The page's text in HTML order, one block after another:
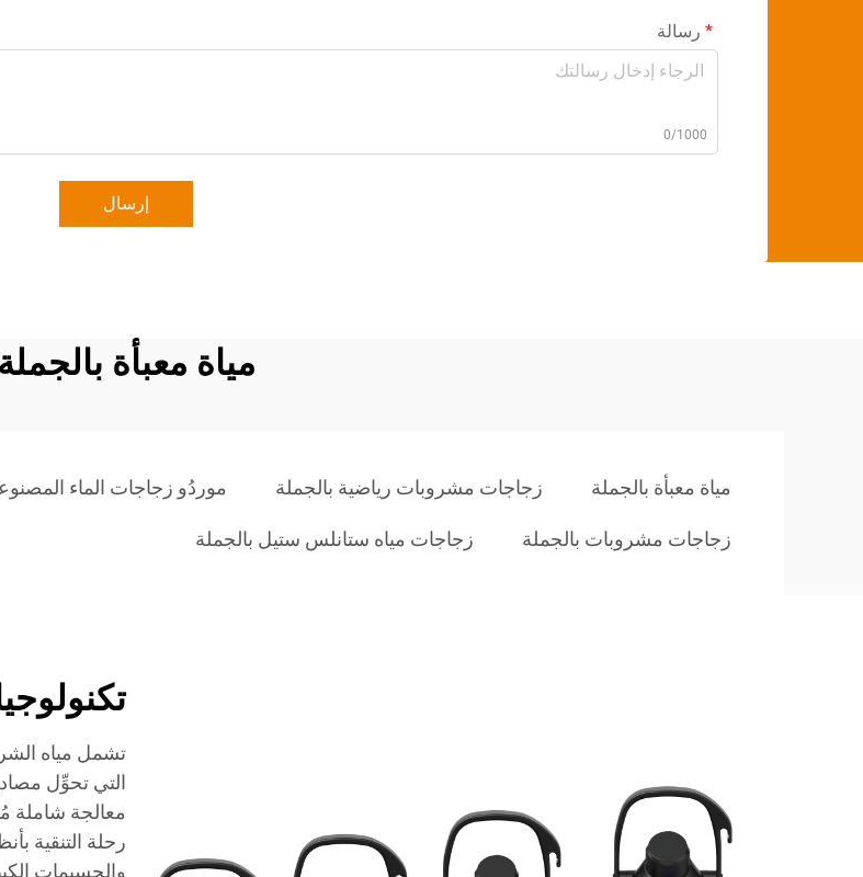
رسالة
0/1000
إرسال
مياة معبأة بالجملة
مياة معبأة بالجملة زجاجات مشروبات رياضية بالجملة موردُو زجاجات الماء
زجاجات مشروبات بالجملة زجاجات مياه ستانلس ستيل بالجملة
تشمل مياه
التي تحوِّل
معالجة شاملة
رحلة التنقية
والجسيمات